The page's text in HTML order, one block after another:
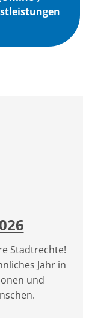
Stadtrechte!
Jahr in
und